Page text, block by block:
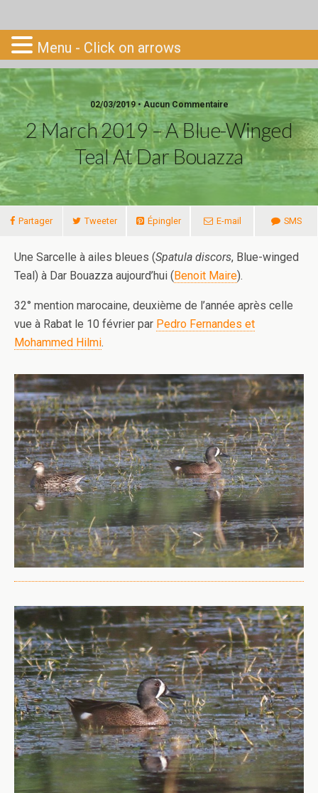
Go-South
02/03/2019 • Aucun Commentaire
2 March 2019 – A Blue-Winged
Teal At Dar Bouazza
Partager Tweeter Épingler E-mail SMS
Une Sarcelle à ailes bleues (Spatula discors, Blue-winged
Teal) à Dar Bouazza aujourd’hui (Benoit Maire).
32° mention marocaine, deuxième de l’année après celle
vue à Rabat le 10 février par Pedro Fernandes et
Mohammed Hilmi.
Menu - Click on arrows